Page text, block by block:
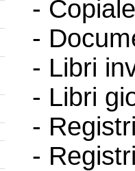
-
-
- Libri
- Libri
-
-